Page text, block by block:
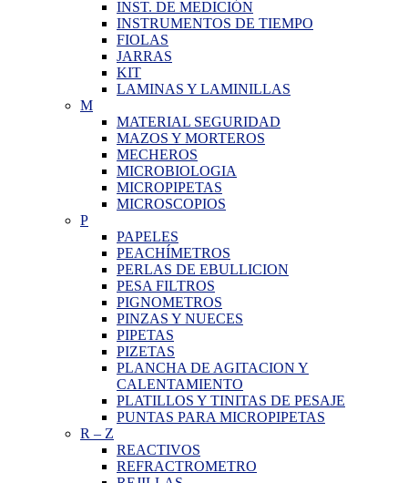
INST. DE MEDICIÓN
INSTRUMENTOS DE TIEMPO
FIOLAS
JARRAS
KIT
LAMINAS Y LAMINILLAS
M
MATERIAL SEGURIDAD
MAZOS Y MORTEROS
MECHEROS
MICROBIOLOGIA
MICROPIPETAS
MICROSCOPIOS
P
PAPELES
PEACHÍMETROS
PERLAS DE EBULLICION
PESA FILTROS
PIGNOMETROS
PINZAS Y NUECES
PIPETAS
PIZETAS
PLANCHA DE AGITACION Y
CALENTAMIENTO
PLATILLOS Y TINITAS DE PESAJE
PUNTAS PARA MICROPIPETAS
R – Z
REACTIVOS
REFRACTROMETRO